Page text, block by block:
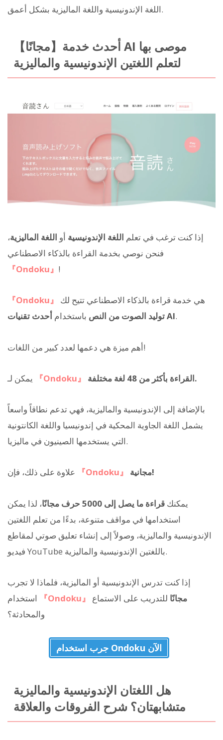
اللغة الإندونيسية واللغة الماليزية بشكل أعمق.
【مجانًا】أحدث خدمة AI موصى بها
لتعلم اللغتين الإندونيسية والماليزية
إذا كنت ترغب في تعلم اللغة الإندونيسية أو اللغة الماليزية،
فنحن نوصي بخدمة القراءة بالذكاء الاصطناعي
『Ondoku』 !
『Ondoku』
هي خدمة قراءة بالذكاء الاصطناعي تتيح لك
توليد الصوت من النص باستخدام أحدث تقنيات AI.
أهم ميزة هي دعمها لعدد كبير من اللغات!
『Ondoku』 القراءة بأكثر من 48 لغة مختلفة.
بالإضافة إلى الإندونيسية والماليزية، فهي تدعم نطاقاً واسعاً
يشمل اللغة الجاوية المحكية في إندونيسيا واللغة الكانتونية
التي يستخدمها الصينيون في ماليزيا.
『Ondoku』 مجانية!
يمكنك قراءة ما يصل إلى 5000 حرف مجانًا
، لذا يمكن
استخدامها في مواقف متنوعة، بدءًا من تعلم اللغتين
الإندونيسية والماليزية، وصولاً إلى إنشاء تعليق صوتي لمقاطع
فيديو YouTube باللغتين الإندونيسية والماليزية.
إذا كنت تدرس الإندونيسية أو الماليزية، فلماذا لا تجرب
『Ondoku』 مجانًا للتدريب على الاستماع
والمحادثة؟
جرب استخدام Ondoku الآن
هل اللغتان الإندونيسية والماليزية
متشابهتان؟ شرح الفروقات والعلاقة